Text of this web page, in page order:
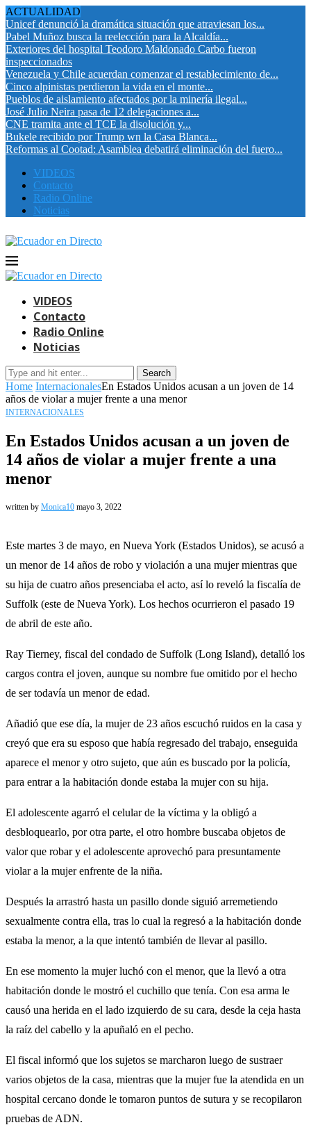
ACTUALIDAD
Unicef denunció la dramática situación que atraviesan los...
Pabel Muñoz busca la reelección para la Alcaldía...
Exteriores del hospital Teodoro Maldonado Carbo fueron
inspeccionados
Venezuela y Chile acuerdan comenzar el restablecimiento de...
Cinco alpinistas perdieron la vida en el monte...
Pueblos de aislamiento afectados por la minería ilegal...
José Julio Neira pasa de 12 delegaciones a...
CNE tramita ante el TCE la disolución y...
Bukele recibido por Trump wn la Casa Blanca...
Reformas al Cootad: Asamblea debatirá eliminación del fuero...
VIDEOS
Contacto
Radio Online
Noticias
VIDEOS
Contacto
Radio Online
Noticias
Search
Home InternacionalesEn Estados Unidos acusan a un joven de 14
años de violar a mujer frente a una menor
INTERNACIONALES
En Estados Unidos acusan a un joven de
14 años de violar a mujer frente a una
menor
written by Monica10 mayo 3, 2022
Este martes 3 de mayo, en Nueva York (Estados Unidos), se acusó a
un menor de 14 años de robo y violación a una mujer mientras que
su hija de cuatro años presenciaba el acto, así lo reveló la fiscalía de
Suffolk (este de Nueva York). Los hechos ocurrieron el pasado 19
de abril de este año.
Ray Tierney, fiscal del condado de Suffolk (Long Island), detalló los
cargos contra el joven, aunque su nombre fue omitido por el hecho
de ser todavía un menor de edad.
Añadió que ese día, la mujer de 23 años escuchó ruidos en la casa y
creyó que era su esposo que había regresado del trabajo, enseguida
aparece el menor y otro sujeto, que aún es buscado por la policía,
para entrar a la habitación donde estaba la mujer con su hija.
El adolescente agarró el celular de la víctima y la obligó a
desbloquearlo, por otra parte, el otro hombre buscaba objetos de
valor que robar y el adolescente aprovechó para presuntamente
violar a la mujer enfrente de la niña.
Después la arrastró hasta un pasillo donde siguió arremetiendo
sexualmente contra ella, tras lo cual la regresó a la habitación donde
estaba la menor, a la que intentó también de llevar al pasillo.
En ese momento la mujer luchó con el menor, que la llevó a otra
habitación donde le mostró el cuchillo que tenía. Con esa arma le
causó una herida en el lado izquierdo de su cara, desde la ceja hasta
la raíz del cabello y la apuñaló en el pecho.
El fiscal informó que los sujetos se marcharon luego de sustraer
varios objetos de la casa, mientras que la mujer fue la atendida en un
hospital cercano donde le tomaron puntos de sutura y se recopilaron
pruebas de ADN.